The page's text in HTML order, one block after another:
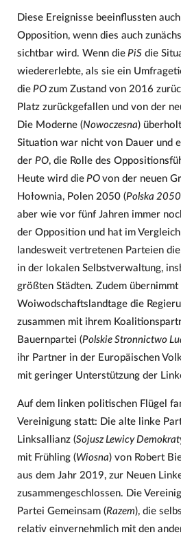
Diese Ereignisse beeinflussten
Opposition, wenn dies auch
sichtbar wird. Wenn diePiSdie
wiedererlebte, als sie ein
diePO zum Zustand von 2016
Platz zurückgefallen und von der
Die Moderne (Nowoczesna)
Situation war nicht von Dauer und
der PO, die Rolle des
Heute wird diePO von der neuen
Hołownia, Polen 2050 (Polska 2050
aber wie vor fünf Jahren immer
der Opposition und hat im
landesweit vertretenen Parteien
in der lokalen Selbstverwaltung,
größten Städten. Zudem
Woiwodschaftslandtage die
zusammen mit ihrem
Bauernpartei (Polskie Stronnictwo
ihr Partner in der Europäischen
mit geringer Unterstützung der
Auf dem linken politischen Flügel
Vereinigung statt: Die alte linke
Linksallianz (Sojusz Lewicy
mit Frühling (Wiosna) von Robert
aus dem Jahr 2019, zur Neuen
zusammengeschlossen. Die
Partei Gemeinsam (Razem), die
relativ einvernehmlich mit den